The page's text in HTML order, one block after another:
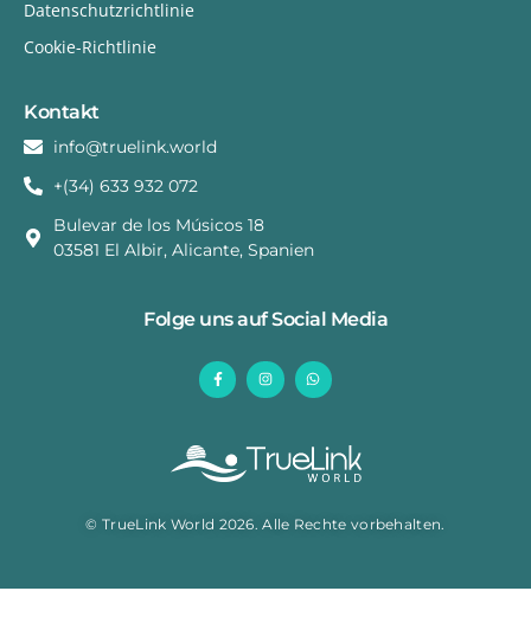
Datenschutzrichtlinie
Cookie-Richtlinie
Kontakt
info@truelink.world
+(34) 633 932 072
Bulevar de los Músicos 18
03581 El Albir, Alicante, Spanien
Folge uns auf Social Media
© TrueLink World 2026. Alle Rechte vorbehalten.